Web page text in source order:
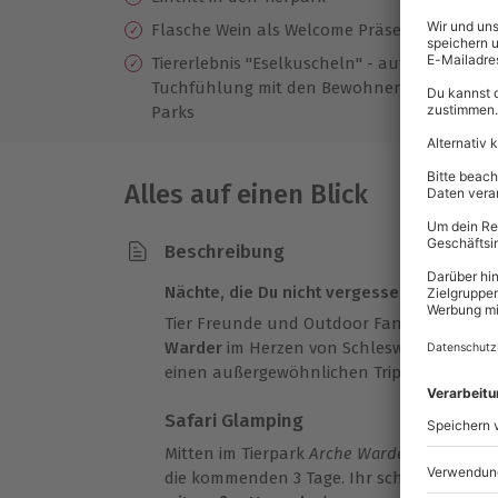
Flasche Wein als Welcome Präsent
Tiererlebnis "Eselkuscheln" - auf
Tuchfühlung mit den Bewohnern des
Parks
Alles auf einen Blick
Beschreibung
Nächte, die Du nicht vergessen wirst
Tier Freunde und Outdoor Fans
Warder im Herzen von Schleswig-Holstein
einen außergewöhnlichen Trip.
Safari Glamping
Mitten im Tierpark Arche Warder
steht sie
die kommenden 3 Tage. Ihr schlaft in